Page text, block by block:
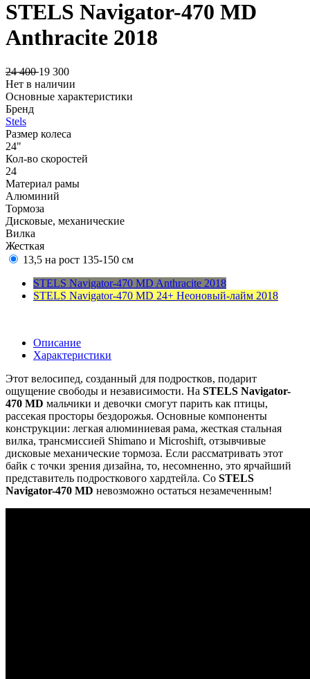
STELS Navigator-470 MD
Anthracite 2018
24 40019 300
Нет в наличии
Основные характеристики
Бренд
Stels
Размер колеса
24"
Кол-во скоростей
24
Материал рамы
Алюминий
Тормоза
Дисковые, механические
Вилка
Жесткая
13,5 на рост 135-150 см
STELS Navigator-470 MD Anthracite 2018
STELS Navigator-470 MD 24+ Неоновый-лайм 2018
Описание
Характеристики
Этот велосипед, созданный для подростков, подарит
ощущение свободы и независимости. На STELS Navigator-
470 MD мальчики и девочки смогут парить как птицы,
рассекая просторы бездорожья. Основные компоненты
конструкции: легкая алюминиевая рама, жесткая стальная
вилка, трансмиссией Shimano и Microshift, отзывчивые
дисковые механические тормоза. Если рассматривать этот
байк с точки зрения дизайна, то, несомненно, это ярчайший
представитель подросткового хардтейла. Со STELS
Navigator-470 MD невозможно остаться незамеченным!